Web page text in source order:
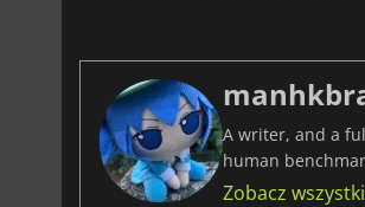
A writer, and a
human
Zobacz